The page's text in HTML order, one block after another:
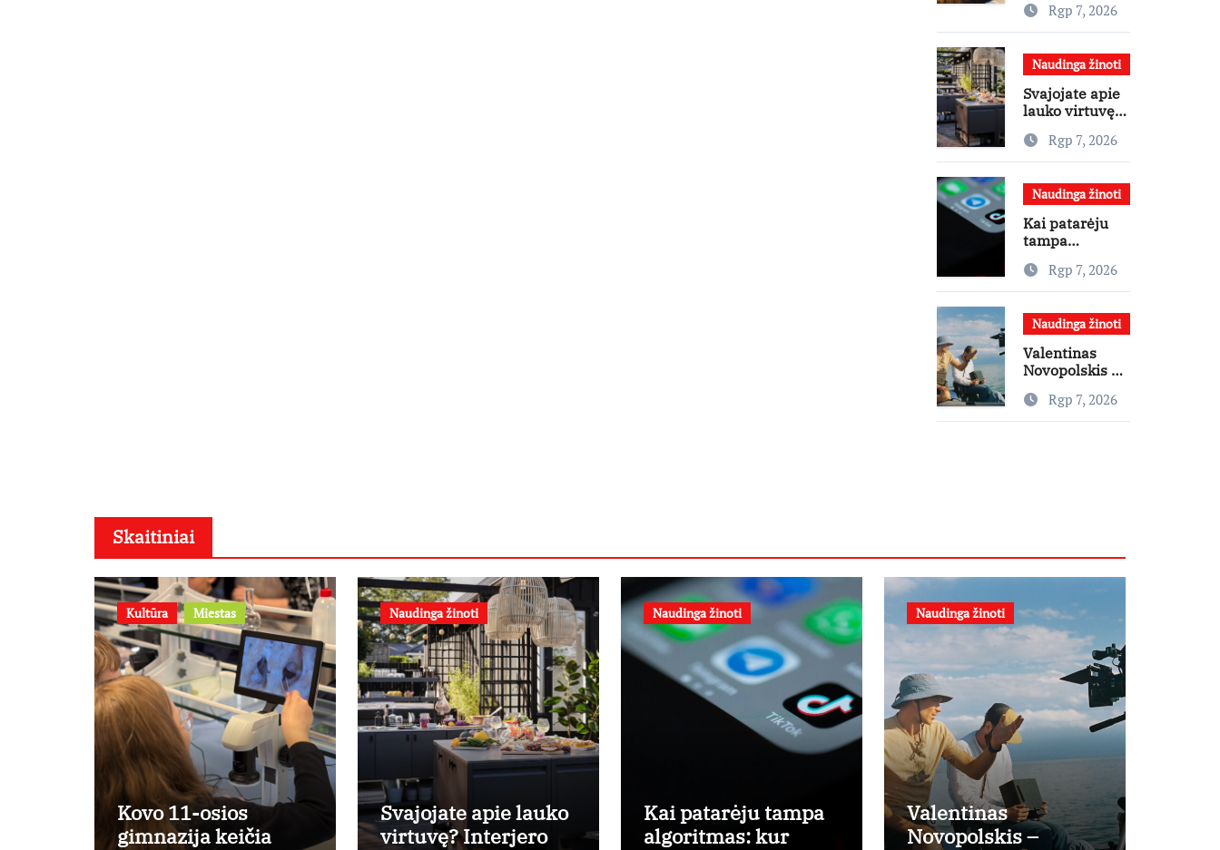
mokymosi
kultūrą: nuo
žinių kaupimo
– prie jų
supratimo ir
taikymo
Rgp 7, 2026
Naudinga žinoti
Svajojate apie
lauko virtuvę?
dizainerė
pataria, nuo ko
pradėti
Rgp 7, 2026
Naudinga žinoti
Kai patarėju
tampa
baigiasi
pagalba ir
prasideda
reklama?
Rgp 7, 2026
Naudinga žinoti
Valentinas
Novopolskis –
pagrindinių
vaidmenų
Rgp 7, 2026
Skaitiniai
Kultūra Miestas
Kovo 11-osios
gimnazija keičia
Naudinga žinoti
Svajojate apie lauko
virtuvę? Interjero
Naudinga žinoti
Kai patarėju tampa
algoritmas: kur
Naudinga žinoti
Valentinas
Novopolskis –